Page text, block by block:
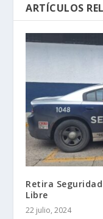
ARTÍCULOS
Retira
Libre
22 julio, 2024